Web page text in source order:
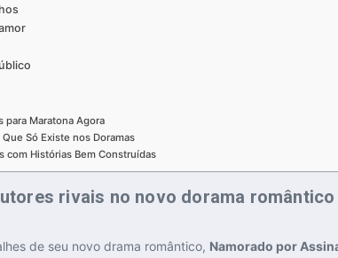
para Maratona Agora
Só Existe nos Doramas
com Histórias Bem Construídas
rivais no novo dorama
de seu novo drama romântico, Namorado por